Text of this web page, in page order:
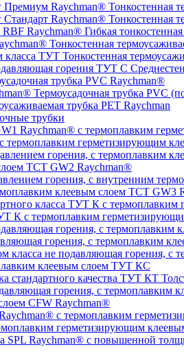
Тонкостенная
Тонкостенная
Гибкая
Тонкостенная
Тонкостенная
трубка PVC Raychman®
Термоусадочная трубка PVC
трубка PET Raychman
трубки
термоплавким герметизирующим
TCT GW2 Raychman®
клеевым слоем TCT GW3
К с термоплавким
горения, с термоплавким
клеевым слоем ТУТ КС
CFW Raychman®
герметизирующим